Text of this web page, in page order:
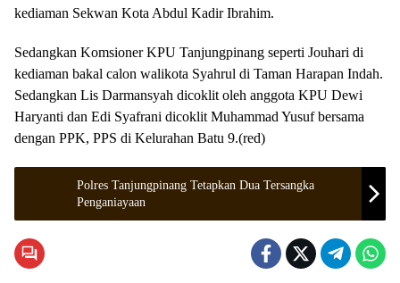
kediaman Sekwan Kota Abdul Kadir Ibrahim.
Sedangkan Komsioner KPU Tanjungpinang seperti Jouhari di
kediaman bakal calon walikota Syahrul di Taman Harapan Indah.
Sedangkan Lis Darmansyah dicoklit oleh anggota KPU Dewi
Haryanti dan Edi Syafrani dicoklit Muhammad Yusuf bersama
dengan PPK, PPS di Kelurahan Batu 9.(red)
Polres Tanjungpinang Tetapkan Dua Tersangka
Penganiayaan